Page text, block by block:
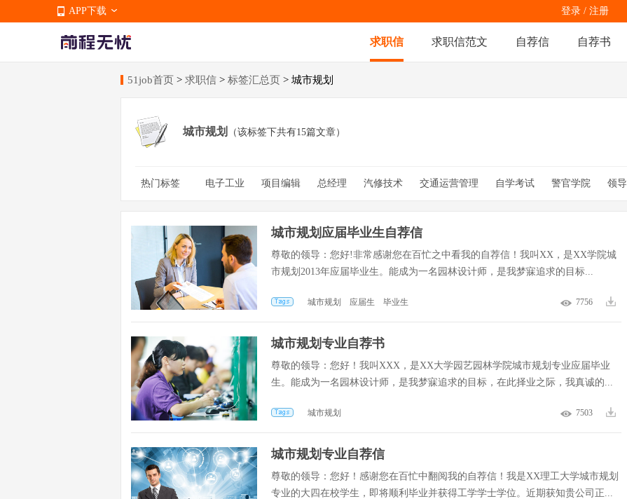
APP下载 登录 / 注册
求职信 求职信范文 自荐信 自荐书
51job首页 > 求职信 > 标签汇总页 > 城市规划
城市规划 （该标签下共有15篇文章）
热门标签 电子工业 项目编辑 总经理 汽修技术 交通运营管理 自学考试 警官学院 领导
销售助理 零售助理 楼盘销售 届园艺
城市规划应届毕业生自荐信
尊敬的领导：您好!非常感谢您在百忙之中看我的自荐信！我叫XX，是XX学院城
市规划2013年应届毕业生。能成为一名园林设计师，是我梦寐追求的目标...
城市规划 应届生 毕业生 7756
城市规划专业自荐书
尊敬的领导：您好！我叫XXX，是XX大学园艺园林学院城市规划专业应届毕业
生。能成为一名园林设计师，是我梦寐追求的目标，在此择业之际，我真诚的...
城市规划 7503
城市规划专业自荐信
尊敬的领导：您好！感谢您在百忙中翻阅我的自荐信！我是XX理工大学城市规划
专业的大四在校学生，即将顺利毕业并获得工学学士学位。近期获知贵公司正...